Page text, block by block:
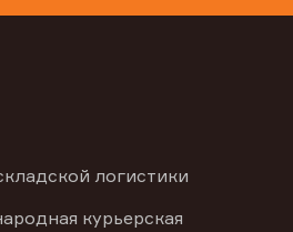
логистики
курьерская